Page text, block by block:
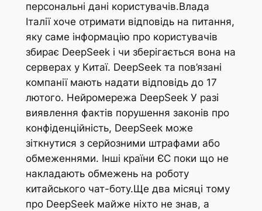
персональні дані користувачів.Влада
Італії хоче отримати відповідь на питання,
яку саме інформацію про користувачів
збирає DeepSeek і чи зберігається вона на
серверах у Китаї. DeepSeek та пов’язані
компанії мають надати відповідь до 17
лютого. Нейромережа DeepSeek У разі
виявлення фактів порушення законів про
конфіденційність, DeepSeek може
зіткнутися з серйозними штрафами або
обмеженнями. Інші країни ЄС поки що не
накладають обмежень на роботу
китайського чат-боту.Ще два місяці тому
про DeepSeek майже ніхто не знав, а